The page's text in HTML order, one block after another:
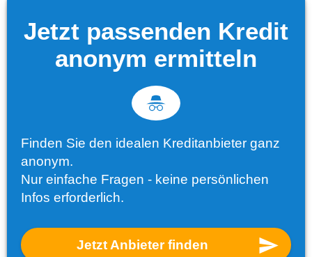
Jetzt passenden Kredit
anonym ermitteln
Finden Sie den idealen Kreditanbieter ganz
anonym.
Nur einfache Fragen - keine persönlichen
Infos erforderlich.
Jetzt Anbieter finden